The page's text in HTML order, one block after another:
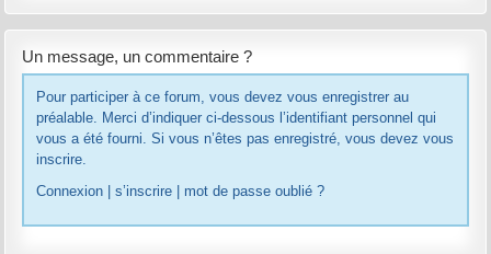
Un message, un commentaire ?
Pour participer à ce forum, vous devez vous enregistrer au
préalable. Merci d’indiquer ci-dessous l’identifiant personnel qui
vous a été fourni. Si vous n’êtes pas enregistré, vous devez vous
inscrire.
Connexion
s’inscrire mot de passe oublié ?